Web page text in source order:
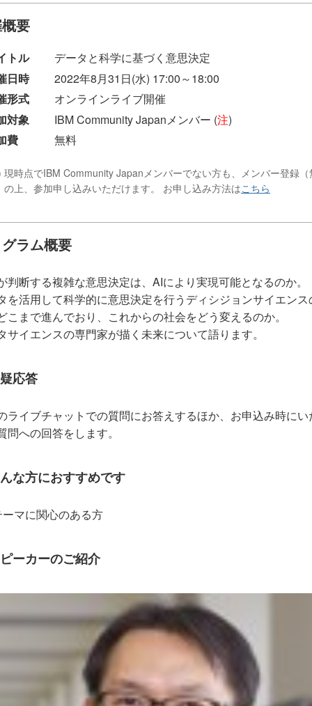
要
トル
データと科学に基づく意思決定
日時
2022年8月31日(水) 17:00～18:00
形式
オンラインライブ開催
対象
IBM Community Japanメンバー (注)
費
無料
現時点でIBM Community Japanメンバーでない方も、メンバー登録（
の上、参加申し込みいただけます。 お申し込み方法はこちら
ラム概要
判断する複雑な意思決定は、AIにより実現可能となるのか。
を活用して科学的に意思決定を行うディシジョンサイエンス
こまで進んでおり、これからの社会をどう変えるのか。
サイエンスの専門家が描く未来について語ります。
応答
ライブチャットでの質問にお答えするほか、お申込み時にい
問への回答をします。
な方におすすめです
マに関心のある方
ーカーのご紹介